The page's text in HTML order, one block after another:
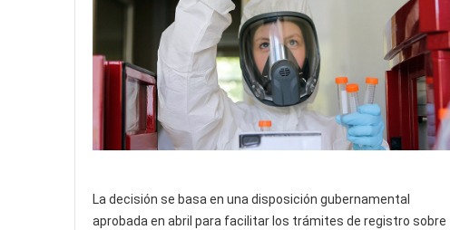
La decisión se basa en una disposición gubernamental
aprobada en abril para facilitar los trámites de registro sobre